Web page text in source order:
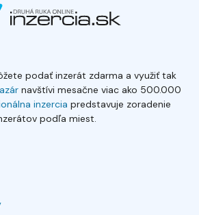
podať inzerát zdarma a využiť tak
navštívi mesačne viac ako 500.000
inzercia predstavuje zoradenie
podľa miest.